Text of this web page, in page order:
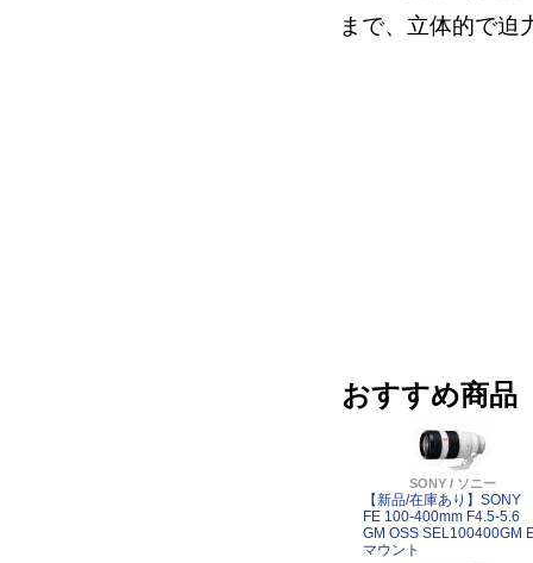
まで、立体的で迫
おすすめ商品
SONY / ソニー
【新品/在庫あり】SONY
FE 100-400mm F4.5-5.6
GM OSS SEL100400GM
マウント